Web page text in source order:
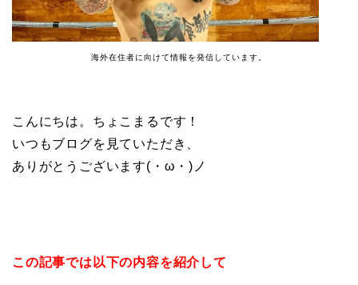
海外在住者に向けて情報を発信しています。
こんにちは。ちょこまるです！
いつもブログを見ていただき、
ありがとうございます(・ω・)ノ
この記事では以下の内容を紹介して